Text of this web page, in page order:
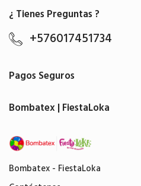
Bombatex - FiestaLoka
¿ Tienes Preguntas ?
+576017451734
Pagos Seguros
Bombatex | FiestaLoka